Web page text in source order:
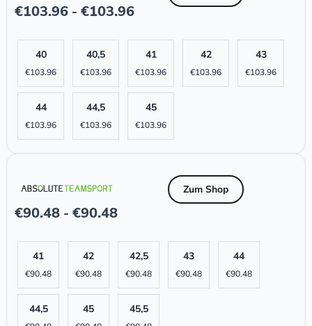
€103.96 - €103.96
40
€103.96
40,5
€103.96
41
€103.96
42
€103.96
43
€103.96
44
€103.96
44,5
€103.96
45
€103.96
€90.48 - €90.48
Zum Shop
41
€90.48
42
€90.48
42,5
€90.48
43
€90.48
44
€90.48
44,5 45 45,5